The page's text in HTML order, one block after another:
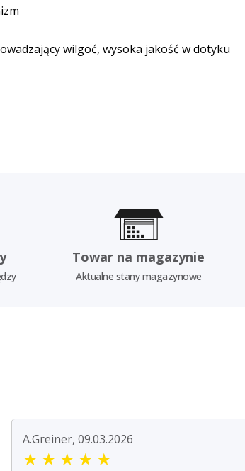
wilgoć, wysoka jakość w dotyku
Towar na magazynie
Aktualne stany magazynowe
A.Greiner, 09.03.2026
★ ★ ★ ★ ★